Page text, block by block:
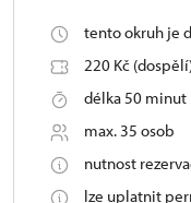
tento okruh je
220 Kč
délka 50 minut
max. 35 osob
nutnost
lze uplatnit